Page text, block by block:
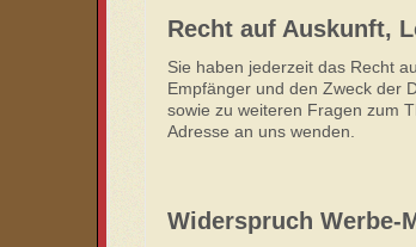
Recht auf Auskunft,
Sie haben jederzeit das Recht
Empfänger und den Zweck der
sowie zu weiteren Fragen zum
Adresse an uns wenden.
Widerspruch Werbe-